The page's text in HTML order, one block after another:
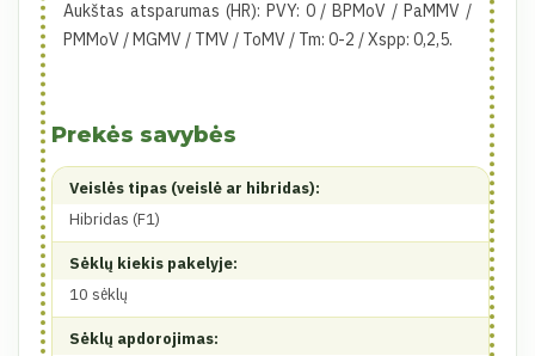
Aukštas atsparumas (HR): PVY: 0 / BPMoV / PaMMV /
PMMoV / MGMV / TMV / ToMV / Tm: 0-2 / Xspp: 0,2,5.
Prekės savybės
Veislės tipas (veislė ar hibridas):
Hibridas (F1)
Sėklų kiekis pakelyje:
10 sėklų
Sėklų apdorojimas: